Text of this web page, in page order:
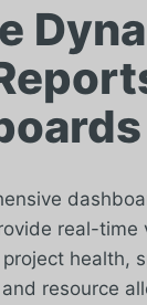
real-time
health,
resource